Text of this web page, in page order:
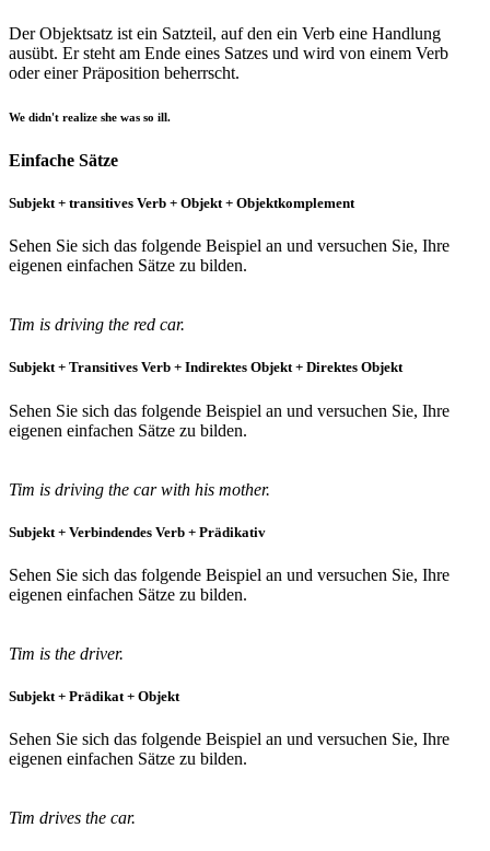
Der Objektsatz ist ein Satzteil, auf den ein Verb eine Handlung
ausübt. Er steht am Ende eines Satzes und wird von einem Verb
oder einer Präposition beherrscht.
We didn't realize she was so ill.
Einfache Sätze
Subjekt + transitives Verb + Objekt + Objektkomplement
Sehen Sie sich das folgende Beispiel an und versuchen Sie, Ihre
eigenen einfachen Sätze zu bilden.
Tim is driving the red car.
Subjekt + Transitives Verb + Indirektes Objekt + Direktes Objekt
Sehen Sie sich das folgende Beispiel an und versuchen Sie, Ihre
eigenen einfachen Sätze zu bilden.
Tim is driving the car with his mother.
Subjekt + Verbindendes Verb + Prädikativ
Sehen Sie sich das folgende Beispiel an und versuchen Sie, Ihre
eigenen einfachen Sätze zu bilden.
Tim is the driver.
Subjekt + Prädikat + Objekt
Sehen Sie sich das folgende Beispiel an und versuchen Sie, Ihre
eigenen einfachen Sätze zu bilden.
Tim drives the car.